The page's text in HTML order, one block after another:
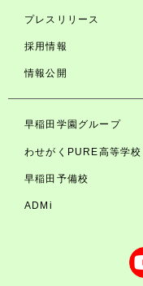
プレスリリース
採用情報
情報公開
早稲田学園グループ
わせがくPURE高等学校
早稲田予備校
ADMi